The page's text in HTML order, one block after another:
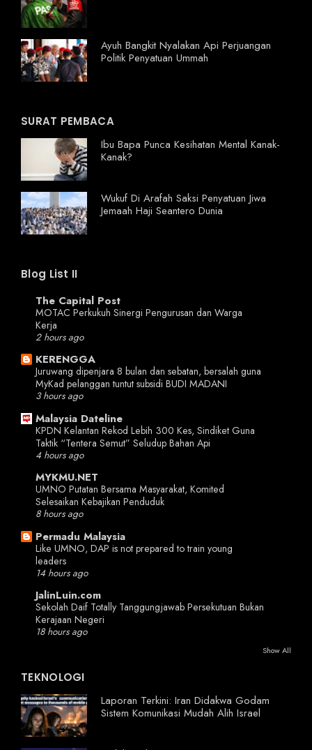
Ayuh Bangkit Nyalakan Api Perjuangan
Politik Penyatuan Ummah
SURAT PEMBACA
Ibu Bapa Punca Kesihatan Mental Kanak-
Kanak?
Wukuf Di Arafah Saksi Penyatuan Jiwa
Jemaah Haji Seantero Dunia
Blog List II
The Capital Post
MOTAC Perkukuh Sinergi Pengurusan dan Warga
Kerja
2 hours ago
KERENGGA
Juruwang dipenjara 8 bulan dan sebatan, bersalah guna
MyKad pelanggan tuntut subsidi BUDI MADANI
3 hours ago
Malaysia Dateline
KPDN Kelantan Rekod Lebih 300 Kes, Sindiket Guna
Taktik “Tentera Semut” Seludup Bahan Api
4 hours ago
MYKMU.NET
UMNO Putatan Bersama Masyarakat, Komited
Selesaikan Kebajikan Penduduk
8 hours ago
Permadu Malaysia
Like UMNO, DAP is not prepared to train young
leaders
14 hours ago
JalinLuin.com
Sekolah Daif Totally Tanggungjawab Persekutuan Bukan
Kerajaan Negeri
18 hours ago
Show All
TEKNOLOGI
Laporan Terkini: Iran Didakwa Godam
Sistem Komunikasi Mudah Alih Israel